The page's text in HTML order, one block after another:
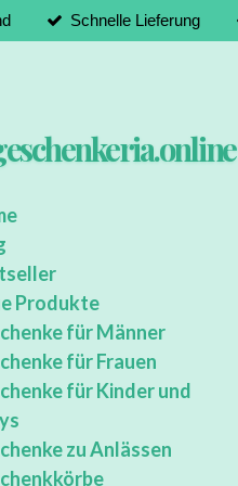
Schnelle Lieferung
Produkte
für Männer
für Frauen
für Kinder und
zu Anlässen